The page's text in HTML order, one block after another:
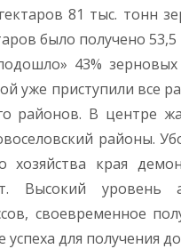
81 тыс. тонн
было получено
43%
уже приступили
районов. В центре
районы.
хозяйства края
Высокий уровень
своевременное
для получения